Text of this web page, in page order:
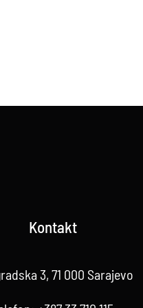
Kontakt
3, 71 000 Sarajevo